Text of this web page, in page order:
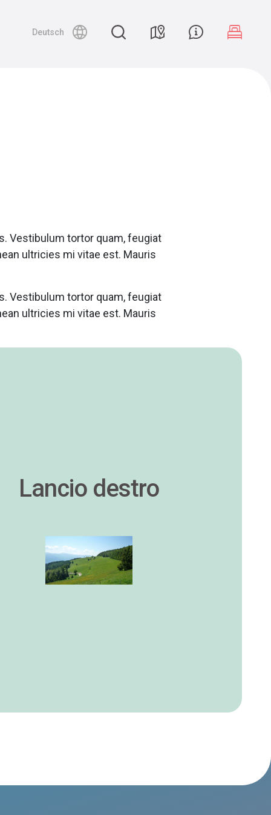
Deutsch
Vestibulum tortor quam, feugiat
ultricies mi vitae est. Mauris
Vestibulum tortor quam, feugiat
ultricies mi vitae est. Mauris
Lancio destro